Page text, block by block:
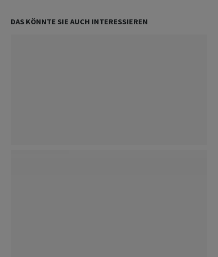
DAS KÖNNTE SIE AUCH INTERESSIEREN